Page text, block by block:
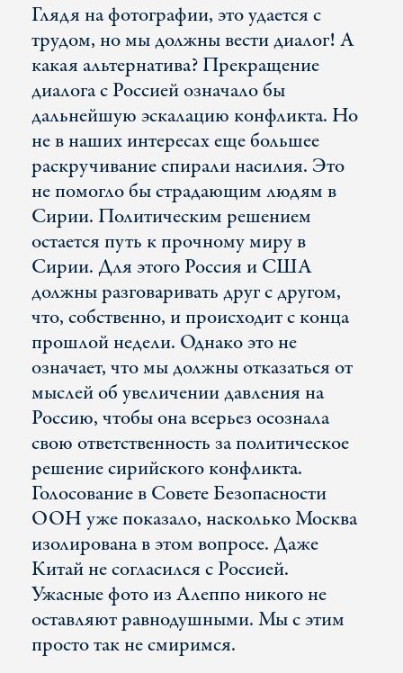
Глядя на фотографии, это удается с
трудом, но мы должны вести диалог! А
какая альтернатива? Прекращение
диалога с Россией означало бы
дальнейшую эскалацию конфликта. Но
не в наших интересах еще большее
раскручивание спирали насилия. Это
не помогло бы страдающим людям в
Сирии. Политическим решением
остается путь к прочному миру в
Сирии. Для этого Россия и США
должны разговаривать друг с другом,
что, собственно, и происходит с конца
прошлой недели. Однако это не
означает, что мы должны отказаться от
мыслей об увеличении давления на
Россию, чтобы она всерьез осознала
свою ответственность за политическое
решение сирийского конфликта.
Голосование в Совете Безопасности
ООН уже показало, насколько Москва
изолирована в этом вопросе. Даже
Китай не согласился с Россией.
Ужасные фото из Алеппо никого не
оставляют равнодушными. Мы с этим
просто так не смиримся.